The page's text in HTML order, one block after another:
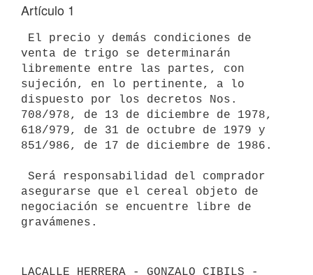
Artículo 1
venta de trigo se determinarán
libremente entre las partes, con
sujeción, en lo pertinente, a lo
dispuesto por los decretos Nos.
708/978, de 13 de diciembre de 1978,
618/979, de 31 de octubre de 1979 y
851/986, de 17 de diciembre de 1986.
asegurarse que el cereal objeto de
negociación se encuentre libre de
LACALLE HERRERA - GONZALO CIBILS -